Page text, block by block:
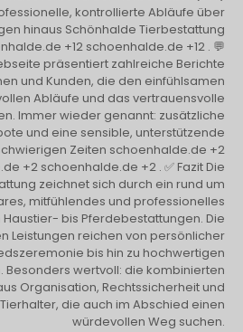
kontrollierte Abläufe über
hinaus Schönhalde Tierbestattung
+12 schoenhalde.de +12 . 💬
präsentiert zahlreiche Berichte
und Kunden, die den einfühlsamen
Abläufe und das vertrauensvolle
Immer wieder genannt: zusätzliche
und eine sensible, unterstützende
Zeiten schoenhalde.de +2
+2 schoenhalde.de +2 . ✅ Fazit Die
zeichnet sich durch ein rund um
mitfühlendes und professionelles
bis Pferdebestattungen. Die
Leistungen reichen von persönlicher
bis hin zu hochwertigen
Besonders wertvoll: die kombinierten
Organisation, Rechtssicherheit und
die auch im Abschied einen
würdevollen Weg suchen.